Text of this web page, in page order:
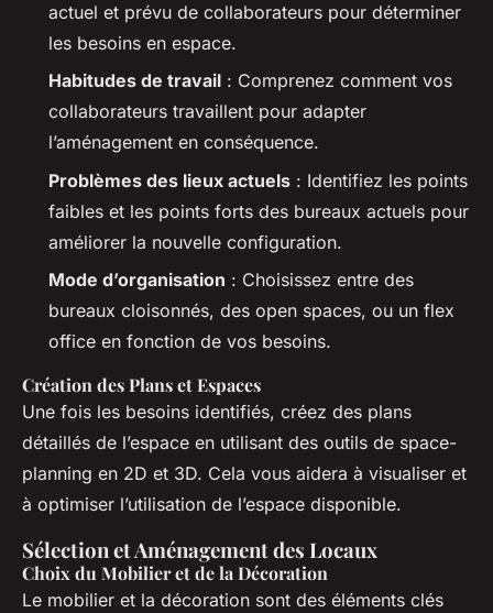
actuel et prévu de collaborateurs pour déterminer
les besoins en espace.
Habitudes de travail : Comprenez comment vos
collaborateurs travaillent pour adapter
l’aménagement en conséquence.
Problèmes des lieux actuels : Identifiez les points
faibles et les points forts des bureaux actuels pour
améliorer la nouvelle configuration.
Mode d’organisation : Choisissez entre des
bureaux cloisonnés, des open spaces, ou un flex
office en fonction de vos besoins.
Création des Plans et Espaces
Une fois les besoins identifiés, créez des plans
détaillés de l’espace en utilisant des outils de space-
planning en 2D et 3D. Cela vous aidera à visualiser et
à optimiser l’utilisation de l’espace disponible.
Sélection et Aménagement des Locaux
Choix du Mobilier et de la Décoration
Le mobilier et la décoration sont des éléments clés